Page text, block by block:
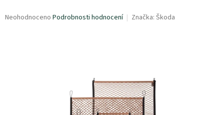
Průměrné
Neohodnoceno Podrobnosti hodnocení Značka: Škoda